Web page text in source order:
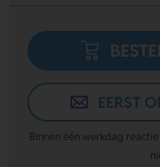
EERST
Binnen één werkdag